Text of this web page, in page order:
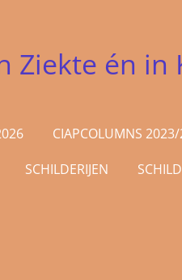
Ziekte én in
CIAPCOLUMNS
SCHILDERIJEN